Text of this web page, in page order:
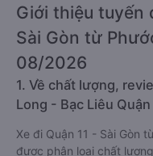
Giới thiệu tuyến
Sài Gòn từ
08/2026
1. Về chất lượng,
Long - Bạc Liêu Quận
Xe đi Quận 11 - Sài Gòn
được phân loại chất